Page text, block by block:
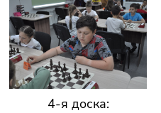
4-я доска: